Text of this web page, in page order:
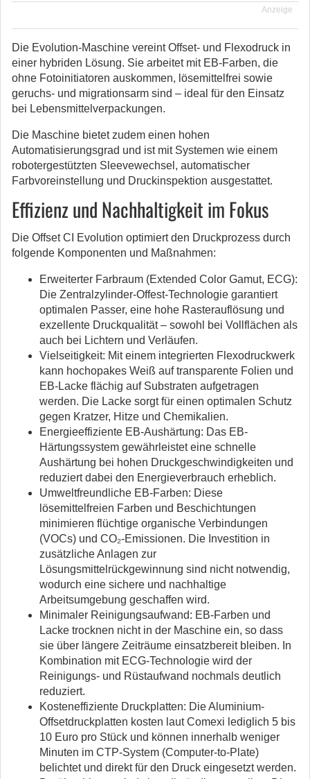
Anzeige
Die Evolution-Maschine vereint Offset- und Flexodruck in
einer hybriden Lösung. Sie arbeitet mit EB-Farben, die
ohne Fotoinitiatoren auskommen, lösemittelfrei sowie
geruchs- und migrationsarm sind – ideal für den Einsatz
bei Lebensmittelverpackungen.
Die Maschine bietet zudem einen hohen
Automatisierungsgrad und ist mit Systemen wie einem
robotergestützten Sleevewechsel, automatischer
Farbvoreinstellung und Druckinspektion ausgestattet.
Effizienz und Nachhaltigkeit im Fokus
Die Offset CI Evolution optimiert den Druckprozess durch
folgende Komponenten und Maßnahmen:
Erweiterter Farbraum (Extended Color Gamut, ECG):
Die Zentralzylinder-Offest-Technologie garantiert
optimalen Passer, eine hohe Rasterauflösung und
exzellente Druckqualität – sowohl bei Vollflächen als
auch bei Lichtern und Verläufen.
Vielseitigkeit: Mit einem integrierten Flexodruckwerk
kann hochopakes Weiß auf transparente Folien und
EB-Lacke flächig auf Substraten aufgetragen
werden. Die Lacke sorgt für einen optimalen Schutz
gegen Kratzer, Hitze und Chemikalien.
Energieeffiziente EB-Aushärtung: Das EB-
Härtungssystem gewährleistet eine schnelle
Aushärtung bei hohen Druckgeschwindigkeiten und
reduziert dabei den Energieverbrauch erheblich.
Umweltfreundliche EB-Farben: Diese
lösemittelfreien Farben und Beschichtungen
minimieren flüchtige organische Verbindungen
(VOCs) und CO₂-Emissionen. Die Investition in
zusätzliche Anlagen zur
Lösungsmittelrückgewinnung sind nicht notwendig,
wodurch eine sichere und nachhaltige
Arbeitsumgebung geschaffen wird.
Minimaler Reinigungsaufwand: EB-Farben und
Lacke trocknen nicht in der Maschine ein, so dass
sie über längere Zeiträume einsatzbereit bleiben. In
Kombination mit ECG-Technologie wird der
Reinigungs- und Rüstaufwand nochmals deutlich
reduziert.
Kosteneffiziente Druckplatten: Die Aluminium-
Offsetdruckplatten kosten laut Comexi lediglich 5 bis
10 Euro pro Stück und können innerhalb weniger
Minuten im CTP-System (Computer-to-Plate)
belichtet und direkt für den Druck eingesetzt werden.